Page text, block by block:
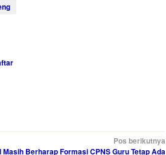
Pos berikutnya
Masih Berharap Formasi CPNS Guru Tetap Ada